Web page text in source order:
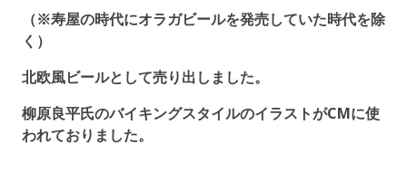
（※寿屋の時代にオラガビールを発売していた時代を除
く）
北欧風ビールとして売り出しました。
柳原良平氏のバイキングスタイルのイラストがCMに使
われておりました。